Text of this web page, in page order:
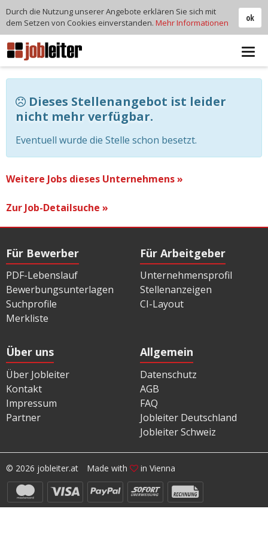
Dieses Stellenangebot ist leider
nicht mehr verfügbar.
Eventuell wurde die Stelle schon besetzt.
Weitere Jobs dieses Unternehmens »
Zur Job-Detailsuche »
Für Bewerber
PDF-Lebenslauf
Bewerbungsunterlagen
Suchprofile
Merkliste
Für Arbeitgeber
Unternehmensprofil
Stellenanzeigen
CI-Layout
Über uns
Über Jobleiter
Kontakt
Impressum
Partner
Allgemein
Datenschutz
AGB
FAQ
Jobleiter Deutschland
Jobleiter Schweiz
© 2026 jobleiter.at Made with in Vienna
ok
Durch die Nutzung unserer Angebote erklären Sie sich mit
dem Setzen von Cookies einverstanden. Mehr Informationen